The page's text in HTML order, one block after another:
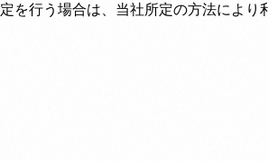
行う場合は、当社所定の方法により